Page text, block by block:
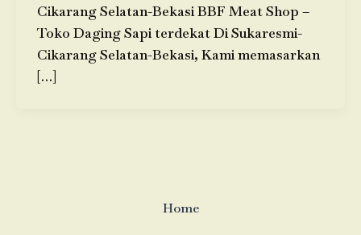
Cikarang Selatan-Bekasi BBF Meat Shop –
Toko Daging Sapi terdekat Di Sukaresmi-
Cikarang Selatan-Bekasi, Kami memasarkan
[…]
Home